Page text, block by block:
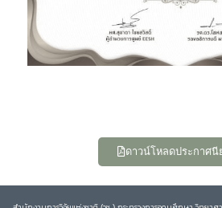
ดาวน์โหลดประกาศนี